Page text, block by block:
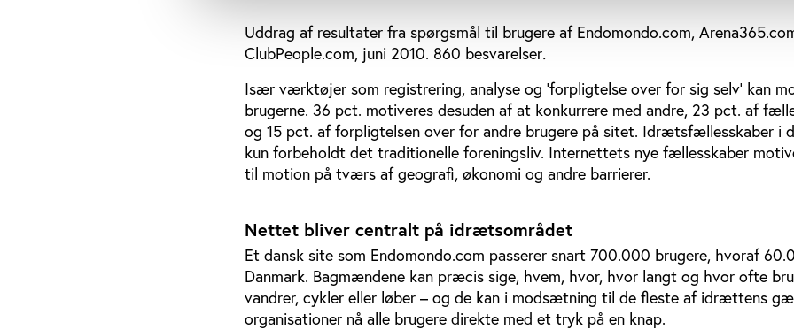
Uddrag af resultater fra spørgsmål til brugere af Endomondo.com,
ClubPeople.com, juni 2010. 860 besvarelser.
Især værktøjer som registrering, analyse og ’forpligtelse over for sig selv’ kan
brugerne. 36 pct. motiveres desuden af at konkurrere med andre, 23 pct. af
og 15 pct. af forpligtelsen over for andre brugere på sitet. Idrætsfællesskaber i
kun forbeholdt det traditionelle foreningsliv. Internettets nye fællesskaber
til motion på tværs af geografi, økonomi og andre barrierer.
Nettet bliver centralt på idrætsområdet
Et dansk site som Endomondo.com passerer snart 700.000 brugere, hvoraf
Danmark. Bagmændene kan præcis sige, hvem, hvor, hvor langt og hvor ofte
vandrer, cykler eller løber – og de kan i modsætning til de fleste af idrættens
organisationer nå alle brugere direkte med et tryk på en knap.